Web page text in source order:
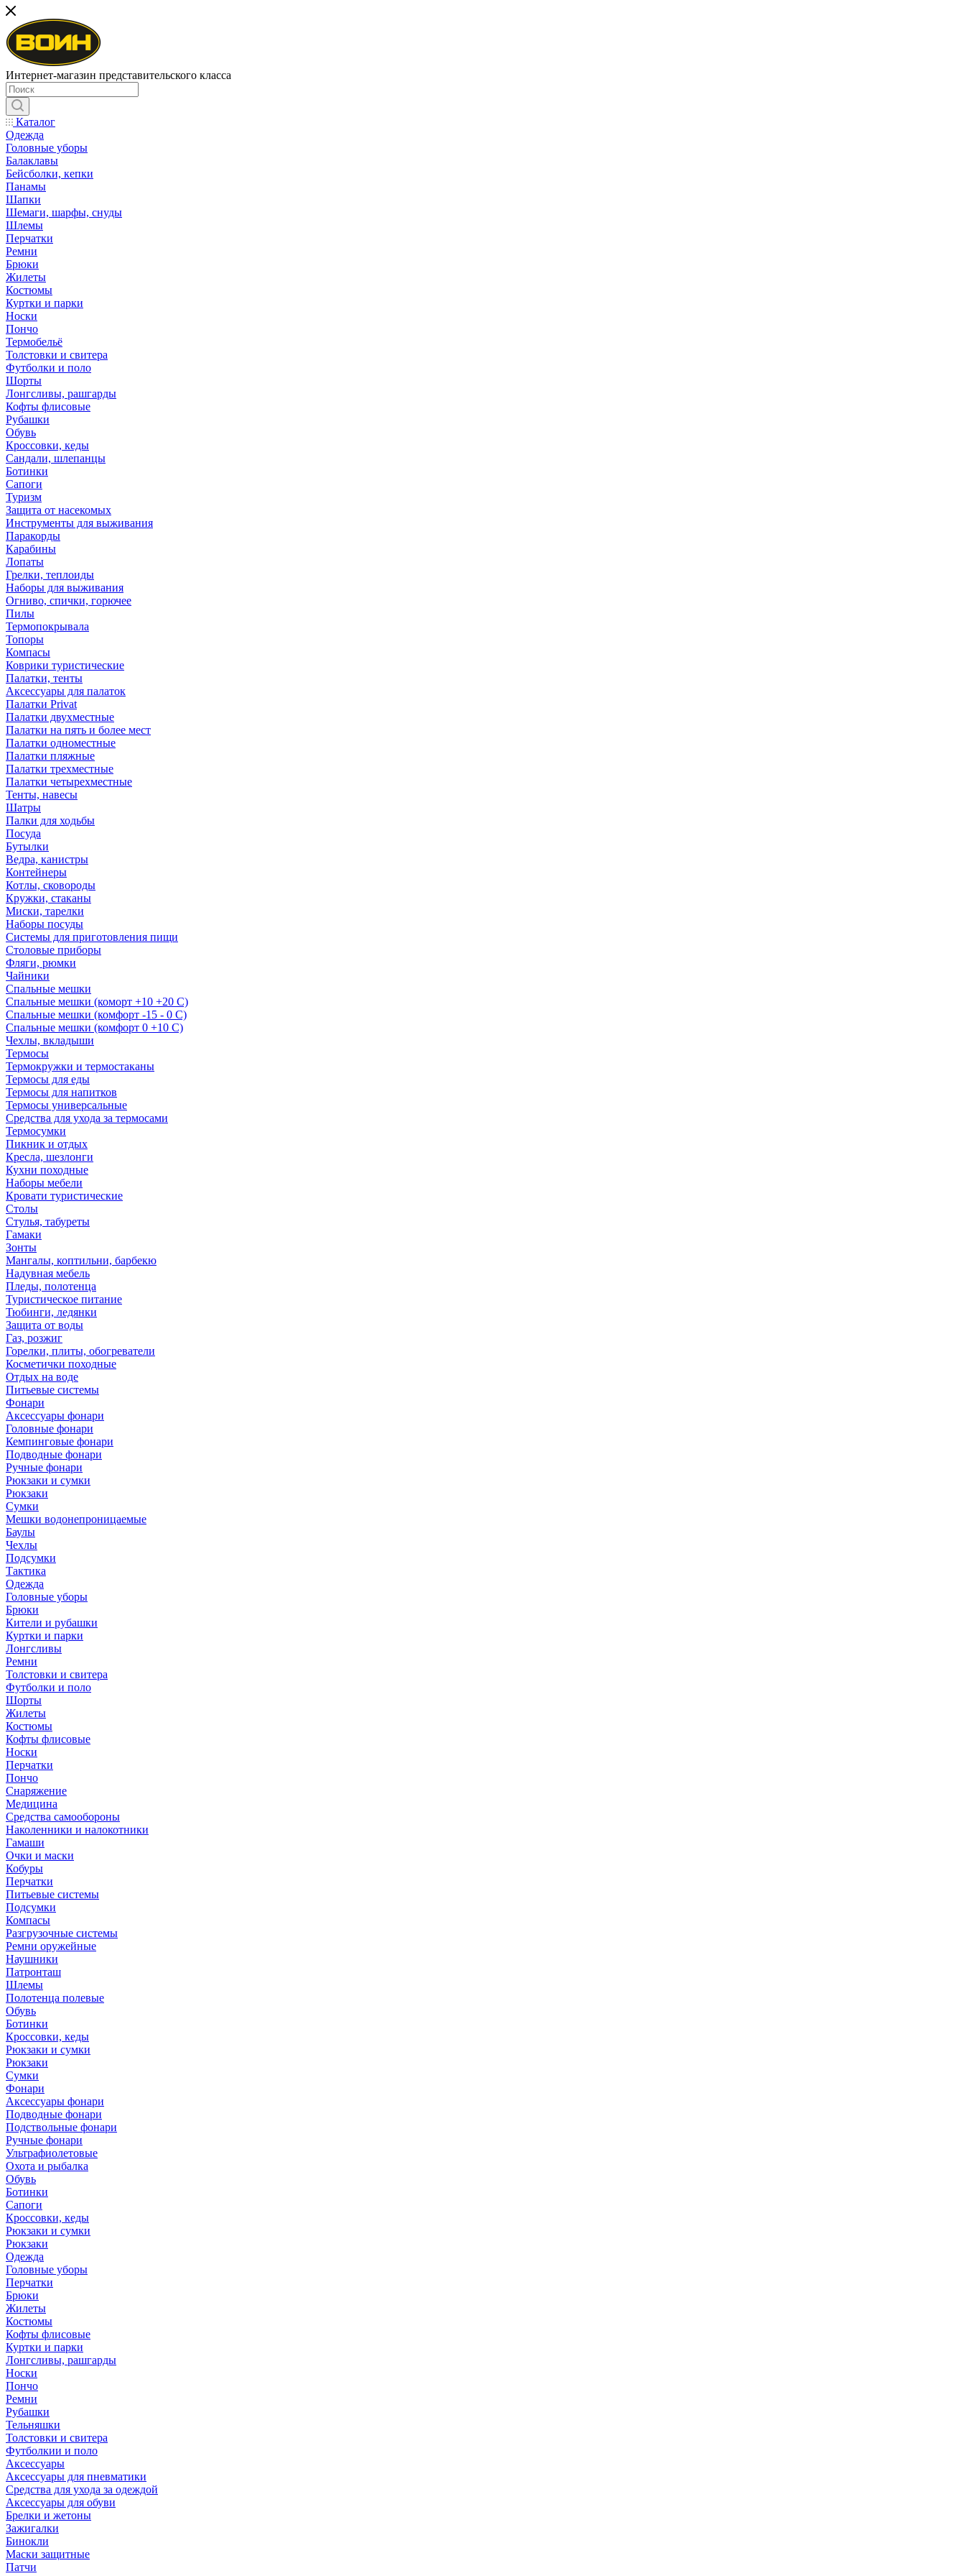
Интернет-магазин представительского класса
Каталог
Одежда
Головные уборы
Балаклавы
Бейсболки, кепки
Панамы
Шапки
Шемаги, шарфы, снуды
Шлемы
Перчатки
Ремни
Брюки
Жилеты
Костюмы
Куртки и парки
Носки
Пончо
Термобельё
Толстовки и свитера
Футболки и поло
Шорты
Лонгсливы, рашгарды
Кофты флисовые
Рубашки
Обувь
Кроссовки, кеды
Сандали, шлепанцы
Ботинки
Сапоги
Туризм
Защита от насекомых
Инструменты для выживания
Паракорды
Карабины
Лопаты
Грелки, теплоиды
Наборы для выживания
Огниво, спички, горючее
Пилы
Термопокрывала
Топоры
Компасы
Коврики туристические
Палатки, тенты
Аксессуары для палаток
Палатки Privat
Палатки двухместные
Палатки на пять и более мест
Палатки одноместные
Палатки пляжные
Палатки трехместные
Палатки четырехместные
Тенты, навесы
Шатры
Палки для ходьбы
Посуда
Бутылки
Ведра, канистры
Контейнеры
Котлы, сковороды
Кружки, стаканы
Миски, тарелки
Наборы посуды
Системы для приготовления пищи
Столовые приборы
Фляги, рюмки
Чайники
Спальные мешки
Спальные мешки (коморт +10 +20 С)
Спальные мешки (комфорт -15 - 0 С)
Спальные мешки (комфорт 0 +10 С)
Чехлы, вкладыши
Термосы
Термокружки и термостаканы
Термосы для еды
Термосы для напитков
Термосы универсальные
Средства для ухода за термосами
Термосумки
Пикник и отдых
Кресла, шезлонги
Кухни походные
Наборы мебели
Кровати туристические
Столы
Стулья, табуреты
Гамаки
Зонты
Мангалы, коптильни, барбекю
Надувная мебель
Пледы, полотенца
Туристическое питание
Тюбинги, ледянки
Защита от воды
Газ, розжиг
Горелки, плиты, обогреватели
Косметички походные
Отдых на воде
Питьевые системы
Фонари
Аксессуары фонари
Головные фонари
Кемпинговые фонари
Подводные фонари
Ручные фонари
Рюкзаки и сумки
Рюкзаки
Сумки
Мешки водонепроницаемые
Баулы
Чехлы
Подсумки
Тактика
Одежда
Головные уборы
Брюки
Кители и рубашки
Куртки и парки
Лонгсливы
Ремни
Толстовки и свитера
Футболки и поло
Шорты
Жилеты
Костюмы
Кофты флисовые
Носки
Перчатки
Пончо
Снаряжение
Медицина
Средства самообороны
Наколенники и налокотники
Гамаши
Очки и маски
Кобуры
Перчатки
Питьевые системы
Подсумки
Компасы
Разгрузочные системы
Ремни оружейные
Наушники
Патронташ
Шлемы
Полотенца полевые
Обувь
Ботинки
Кроссовки, кеды
Рюкзаки и сумки
Рюкзаки
Сумки
Фонари
Аксессуары фонари
Подводные фонари
Подствольные фонари
Ручные фонари
Ультрафиолетовые
Охота и рыбалка
Обувь
Ботинки
Сапоги
Кроссовки, кеды
Рюкзаки и сумки
Рюкзаки
Одежда
Головные уборы
Перчатки
Брюки
Жилеты
Костюмы
Кофты флисовые
Куртки и парки
Лонгсливы, рашгарды
Носки
Пончо
Ремни
Рубашки
Тельняшки
Толстовки и свитера
Футболкии и поло
Аксессуары
Аксессуары для пневматики
Средства для ухода за одеждой
Аксессуары для обуви
Брелки и жетоны
Зажигалки
Бинокли
Маски защитные
Патчи